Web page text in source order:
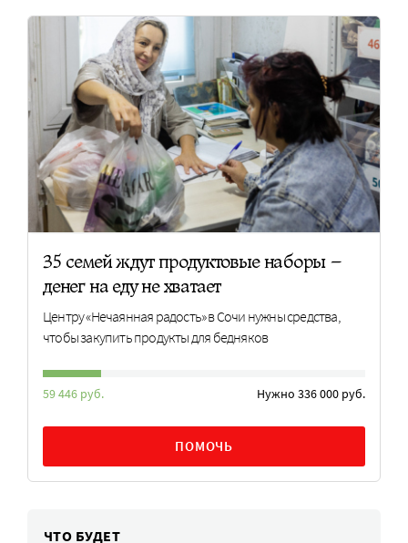
35 семей ждут продуктовые наборы –
денег на еду не хватает
Центру «Нечаянная радость» в Сочи нужны средства,
чтобы закупить продукты для бедняков
59 446 руб. Нужно 336 000 руб.
ПОМОЧЬ
ЧТО БУДЕТ